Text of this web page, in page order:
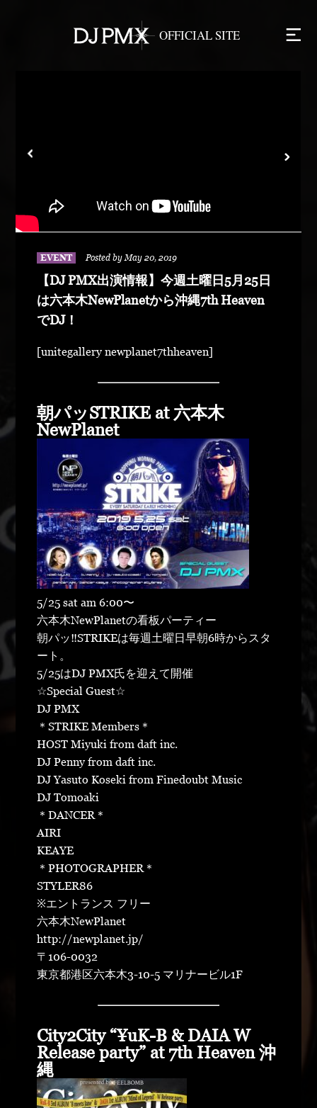
EVENT Posted by May 20, 2019
【DJ PMX出演情報】今週土曜日5月25日
は六本木NewPlanetから沖縄7th Heaven
でDJ！
[unitegallery newplanet7thheaven]
朝パッSTRIKE at 六本木
NewPlanet
5/25 sat am 6:00〜
六本木NewPlanetの看板パーティー
朝パッ‼︎STRIKEは毎週土曜日早朝6時からスタ
ート。
5/25はDJ PMX氏を迎えて開催
☆Special Guest☆
DJ PMX
＊STRIKE Members＊
HOST Miyuki from daft inc.
DJ Penny from daft inc.
DJ Yasuto Koseki from Finedoubt Music
DJ Tomoaki
＊DANCER＊
AIRI
KEAYE
＊PHOTOGRAPHER＊
STYLER86
※エントランス フリー
六本木NewPlanet
http://newplanet.jp/
〒106-0032
東京都港区六本木3-10-5 マリナービル1F
City2City “¥uK-B & DAIA W
Release party” at 7th Heaven 沖
縄